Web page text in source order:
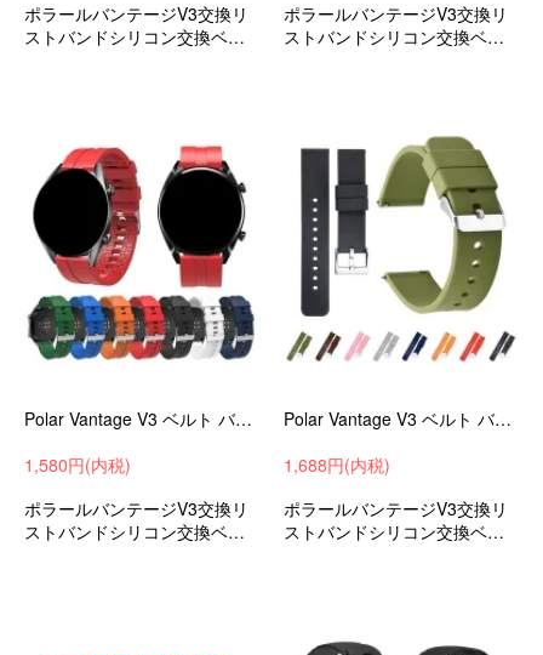
ポラールバンテージV3交換リ
ストバンドシリコン交換ベル
ポラールバンテージV3交換リ
ストバンドシリコン交換ベル
Polar Vantage V3 ベルト バンド シリコン 22mm 交換リストバンド/交換バンド/交換ベルト ポラール バンテージ V3 ソフトバンド
1,580円(内税)
ポラールバンテージV3交換リ
ストバンドシリコン交換ベル
Polar Vantage V3 ベルト バンド シリコン 22mm 交換リストバンド/交換バンド/交換ベルト ポラール バンテージ V3 ソフトバンド
1,688円(内税)
ポラールバンテージV3交換リ
ストバンドシリコン交換ベル